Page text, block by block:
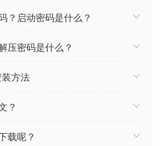
？启动密码是什么？
压密码是什么？
方法
？
载呢？